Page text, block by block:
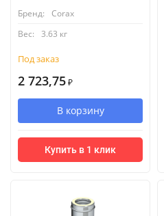
Бренд:
Corax
Вес:
3.63 кг
Под заказ
2 723,75 ₽
В корзину
Купить в 1 клик